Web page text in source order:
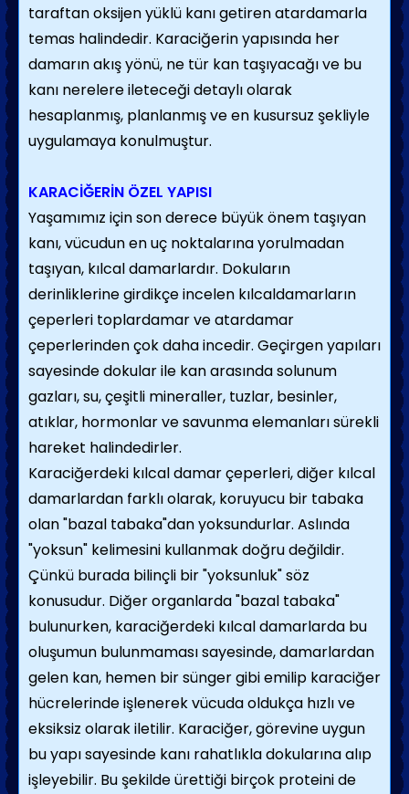
taraftan oksijen yüklü kanı getiren atardamarla
temas halindedir. Karaciğerin yapısında her
damarın akış yönü, ne tür kan taşıyacağı ve bu
kanı nerelere ileteceği detaylı olarak
hesaplanmış, planlanmış ve en kusursuz şekliyle
uygulamaya konulmuştur.
KARACİĞERİN ÖZEL YAPISI
Yaşamımız için son derece büyük önem taşıyan
kanı, vücudun en uç noktalarına yorulmadan
taşıyan, kılcal damarlardır. Dokuların
derinliklerine girdikçe incelen kılcaldamarların
çeperleri toplardamar ve atardamar
çeperlerinden çok daha incedir. Geçirgen yapıları
sayesinde dokular ile kan arasında solunum
gazları, su, çeşitli mineraller, tuzlar, besinler,
atıklar, hormonlar ve savunma elemanları sürekli
hareket halindedirler.
Karaciğerdeki kılcal damar çeperleri, diğer kılcal
damarlardan farklı olarak, koruyucu bir tabaka
olan "bazal tabaka"dan yoksundurlar. Aslında
"yoksun" kelimesini kullanmak doğru değildir.
Çünkü burada bilinçli bir "yoksunluk" söz
konusudur. Diğer organlarda "bazal tabaka"
bulunurken, karaciğerdeki kılcal damarlarda bu
oluşumun bulunmaması sayesinde, damarlardan
gelen kan, hemen bir sünger gibi emilip karaciğer
hücrelerinde işlenerek vücuda oldukça hızlı ve
eksiksiz olarak iletilir. Karaciğer, görevine uygun
bu yapı sayesinde kanı rahatlıkla dokularına alıp
işleyebilir. Bu şekilde ürettiği birçok proteini de